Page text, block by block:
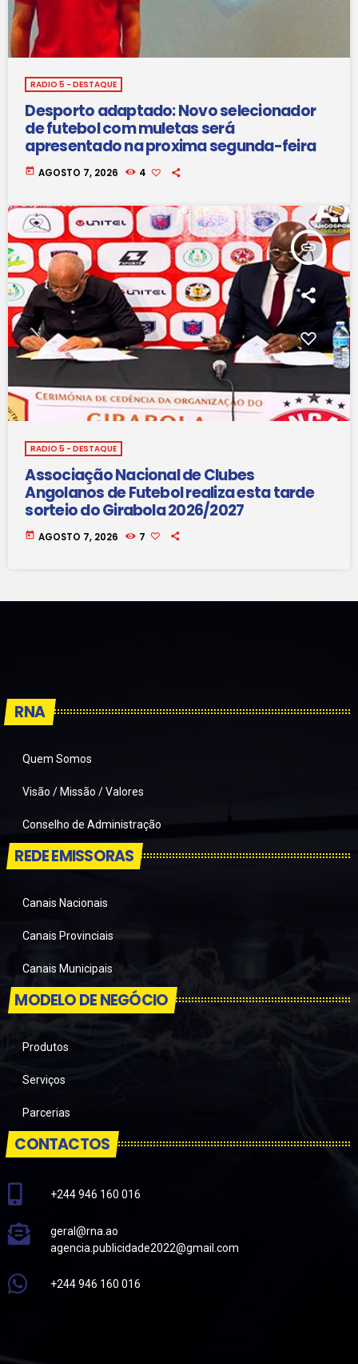
RADIO 5 - DESTAQUE
Desporto adaptado: Novo selecionador
de futebol com muletas será
apresentado na proxima segunda-feira
today AGOSTO 7, 2026 4
insert_link
RADIO 5 - DESTAQUE
Associação Nacional de Clubes
Angolanos de Futebol realiza esta tarde
sorteio do Girabola 2026/2027
today AGOSTO 7, 2026 7
RNA
Quem Somos
Visão / Missão / Valores
Conselho de Administração
REDE EMISSORAS
Canais Nacionais
Canais Provinciais
Canais Municipais
MODELO DE NEGÓCIO
Produtos
Serviços
Parcerias
CONTACTOS
+244 946 160 016
geral@rna.ao
agencia.publicidade2022@gmail.com
+244 946 160 016